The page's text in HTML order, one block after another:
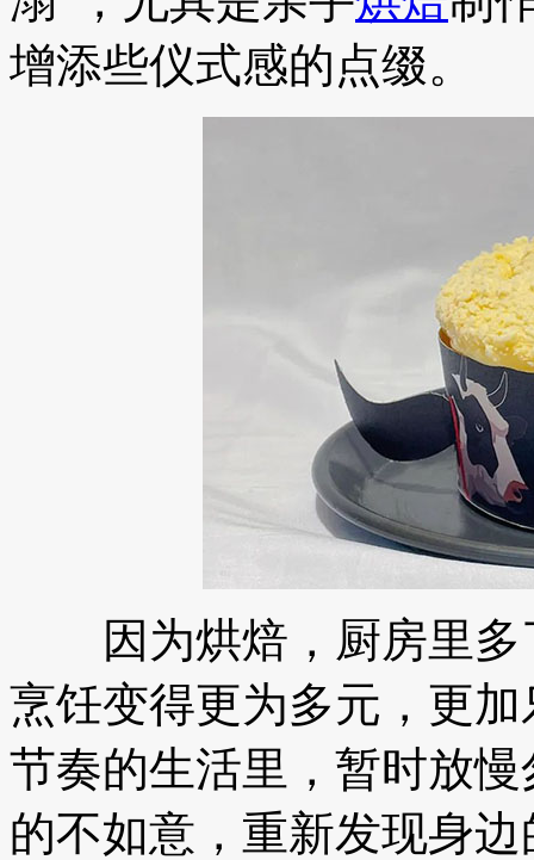
增添些仪式感的点缀。
因为烘焙，厨房里多
烹饪变得更为多元，更
节奏的生活里，暂时放
的不如意，重新发现身